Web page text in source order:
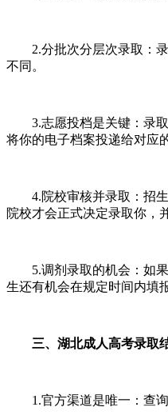
2.分批次分层次录取：录
不同。
3.志愿投档是关键：录取
将你的电子档案投递给对应
4.院校审核并录取：招生
院校才会正式决定录取你，
5.调剂录取的机会：如果
生还有机会在规定时间内填
三、湖北成人高考录取
1.官方渠道是唯一：查询